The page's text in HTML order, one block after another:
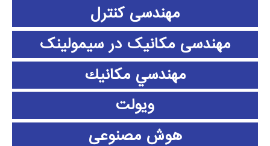
مهندسی کنترل
مهندسی مکانیک در سیمولینک
مهندسي مكانيك
ویولت
هوش مصنوعی